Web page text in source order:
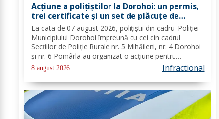
Acțiune a polițiștilor la Dorohoi: un permis,
trei certificate și un set de plăcuțe de
înmatriculare reținute
La data de 07 august 2026, polițiștii din cadrul Poliției
Municipiului Dorohoi împreună cu cei din cadrul
Secțiilor de Poliție Rurale nr. 5 Mihăileni, nr. 4 Dorohoi
și nr. 6 Pomârla au organizat o acțiune pentru
prevenirea și combaterea faptelor de natură penală și
contravențională, verificarea...
8 august 2026 Infractional